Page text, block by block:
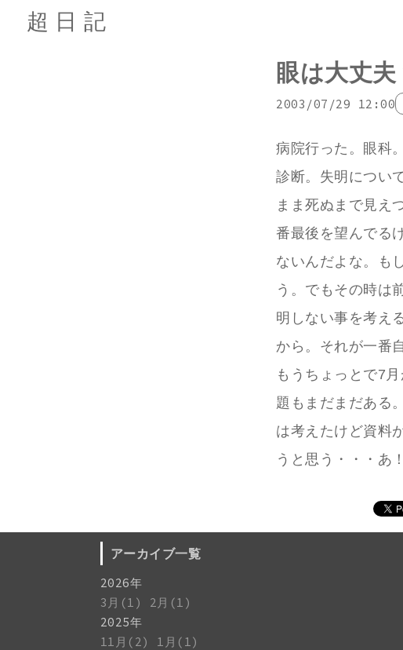
超日記
眼は大丈夫
2003/07/29 12:00
病院行った。眼科
診断。失明につい
まま死ぬまで見え
番最後を望んでる
ないんだよな。も
う。でもその時は
明しない事を考え
から。それが一番
もうちょっとで7
題もまだまだある
は考えたけど資料
うと思う・・・あ
アーカイブ一覧
2026年
3月(1)
2月(1)
2025年
11月(2)
1月(1)